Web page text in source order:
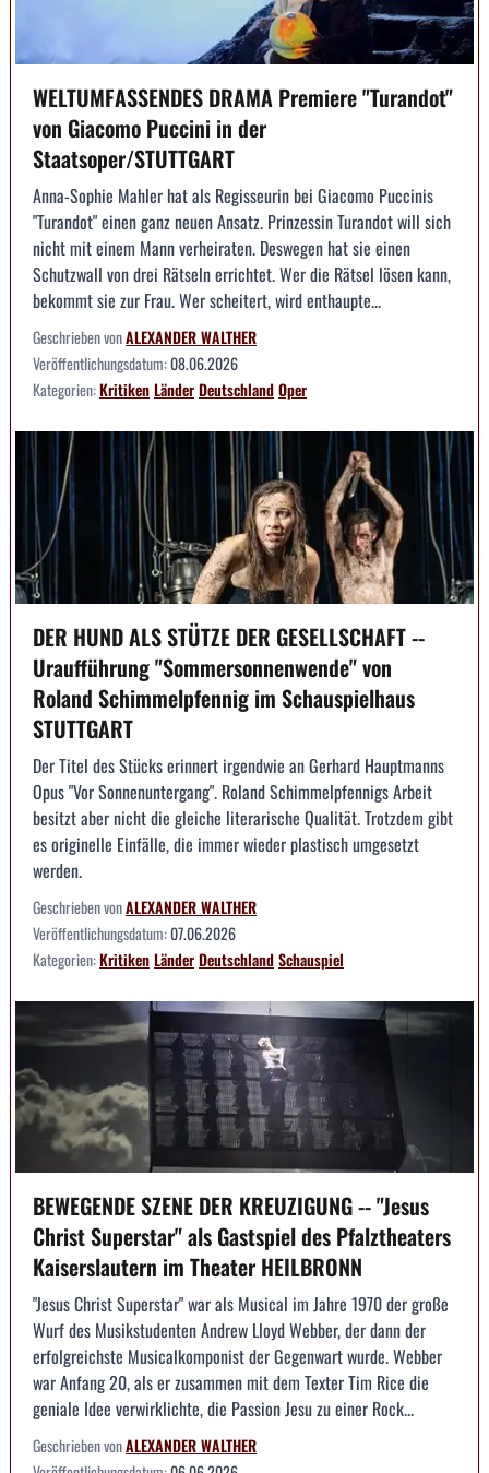
WELTUMFASSENDES DRAMA Premiere "Turandot"
von Giacomo Puccini in der
Staatsoper/STUTTGART
Anna-Sophie Mahler hat als Regisseurin bei Giacomo Puccinis
"Turandot" einen ganz neuen Ansatz. Prinzessin Turandot will sich
nicht mit einem Mann verheiraten. Deswegen hat sie einen
Schutzwall von drei Rätseln errichtet. Wer die Rätsel lösen kann,
bekommt sie zur Frau. Wer scheitert, wird enthaupte...
Geschrieben vonALEXANDER WALTHER
Veröffentlichungsdatum:08.06.2026
Kategorien:KritikenLänderDeutschlandOper
DER HUND ALS STÜTZE DER GESELLSCHAFT --
Uraufführung "Sommersonnenwende" von
Roland Schimmelpfennig im Schauspielhaus
STUTTGART
Der Titel des Stücks erinnert irgendwie an Gerhard Hauptmanns
Opus "Vor Sonnenuntergang". Roland Schimmelpfennigs Arbeit
besitzt aber nicht die gleiche literarische Qualität. Trotzdem gibt
es originelle Einfälle, die immer wieder plastisch umgesetzt
werden.
Geschrieben vonALEXANDER WALTHER
Veröffentlichungsdatum:07.06.2026
Kategorien:KritikenLänderDeutschlandSchauspiel
BEWEGENDE SZENE DER KREUZIGUNG -- "Jesus
Christ Superstar" als Gastspiel des Pfalztheaters
Kaiserslautern im Theater HEILBRONN
"Jesus Christ Superstar" war als Musical im Jahre 1970 der große
Wurf des Musikstudenten Andrew Lloyd Webber, der dann der
erfolgreichste Musicalkomponist der Gegenwart wurde. Webber
war Anfang 20, als er zusammen mit dem Texter Tim Rice die
geniale Idee verwirklichte, die Passion Jesu zu einer Rock...
Geschrieben vonALEXANDER WALTHER